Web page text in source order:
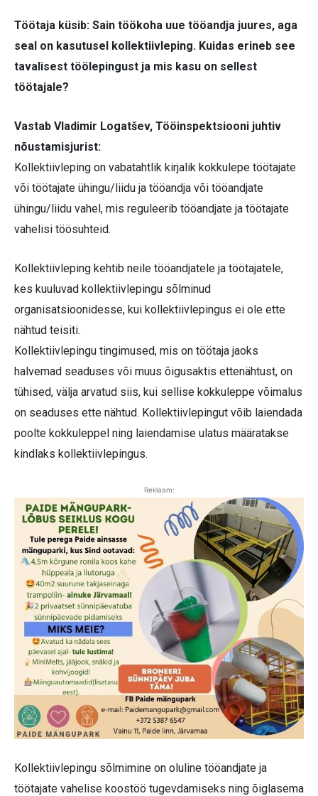
Töötaja küsib: Sain töökoha uue tööandja juures, aga
seal on kasutusel kollektiivleping. Kuidas erineb see
tavalisest töölepingust ja mis kasu on sellest
töötajale?
Vastab Vladimir Logatšev, Tööinspektsiooni juhtiv
nõustamisjurist:
Kollektiivleping on vabatahtlik kirjalik kokkulepe töötajate
või töötajate ühingu/liidu ja tööandja või tööandjate
ühingu/liidu vahel, mis reguleerib tööandjate ja töötajate
vahelisi töösuhteid.
Kollektiivleping kehtib neile tööandjatele ja töötajatele,
kes kuuluvad kollektiivlepingu sõlminud
organisatsioonidesse, kui kollektiivlepingus ei ole ette
nähtud teisiti.
Kollektiivlepingu tingimused, mis on töötaja jaoks
halvemad seaduses või muus õigusaktis ettenähtust, on
tühised, välja arvatud siis, kui sellise kokkuleppe võimalus
on seaduses ette nähtud. Kollektiivlepingut võib laiendada
poolte kokkuleppel ning laiendamise ulatus määratakse
kindlaks kollektiivlepingus.
Reklaam:
Kollektiivlepingu sõlmimine on oluline tööandjate ja
töötajate vahelise koostöö tugevdamiseks ning õiglasema